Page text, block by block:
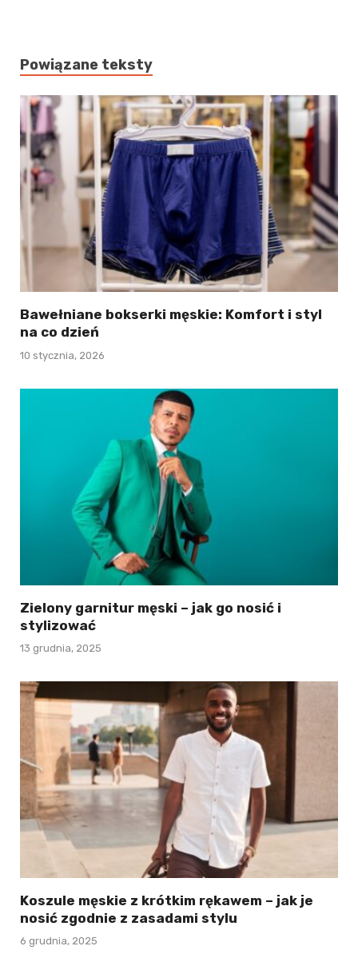
Powiązane teksty
Bawełniane bokserki męskie: Komfort i styl
na co dzień
10 stycznia, 2026
Zielony garnitur męski – jak go nosić i
stylizować
13 grudnia, 2025
Koszule męskie z krótkim rękawem – jak je
nosić zgodnie z zasadami stylu
6 grudnia, 2025